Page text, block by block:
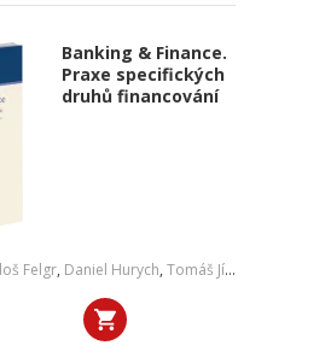
Banking & Finance.
Praxe specifických
druhů financování
Felgr, Daniel Hurych, Tomáš Jíně